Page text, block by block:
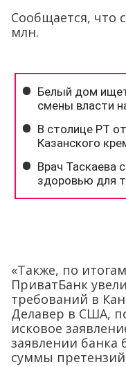
Сообщается, что
млн.
«Также, по
ПриватБанк
требований в
Делавер в США,
исковое
заявлении банка
суммы